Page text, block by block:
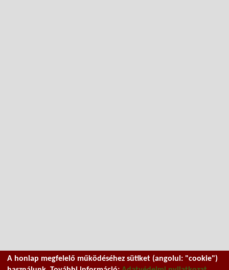
A honlap megfelelő működéséhez sütiket (angolul: "cookie")